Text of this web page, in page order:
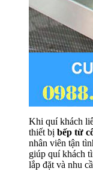
Khi quí khách
thiết bị bếp từ
nhân viên tận
giúp quí khách
lắp đặt và nhu